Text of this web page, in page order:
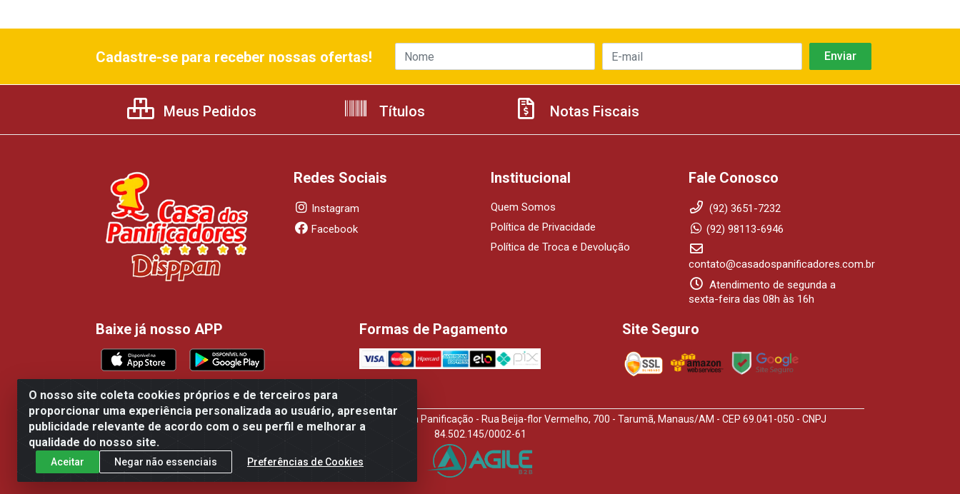
O nosso site coleta cookies próprios e de terceiros para
proporcionar uma experiência personalizada ao usuário, apresentar
publicidade relevante de acordo com o seu perfil e melhorar a
qualidade do nosso site.
Aceitar Negar não essenciais Preferências de Cookies
Cadastre-se para receber nossas ofertas!
Meus Pedidos Títulos Notas Fiscais
Redes Sociais
Instagram
Facebook
Institucional
Quem Somos
Política de Privacidade
Política de Troca e Devolução
Fale Conosco
(92) 3651-7232
(92) 98113-6946
contato@casadospanificadores.com.br
Atendimento de segunda a
sexta-feira das 08h às 16h
Baixe já nosso APP Formas de Pagamento Site Seguro
Casa dos Panificadores Disppan Distribuidora de Produtos Para Panificação - Rua Beija-flor Vermelho, 700 - Tarumã, Manaus/AM - CEP 69.041-050 - CNPJ
84.502.145/0002-61